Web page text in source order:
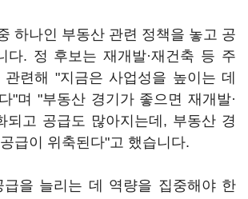
하나인 부동산 관련 정책을 놓고 공
다. 정 후보는 재개발·재건축 등 주
련해 "지금은 사업성을 높이는 데
"며 "부동산 경기가 좋으면 재개발·
되고 공급도 많아지는데, 부동산 경
급이 위축된다"고 했습니다.
급을 늘리는 데 역량을 집중해야 한